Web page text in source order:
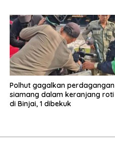
Polhut gagalkan perdagangan
siamang dalam keranjang roti
di Binjai, 1 dibekuk